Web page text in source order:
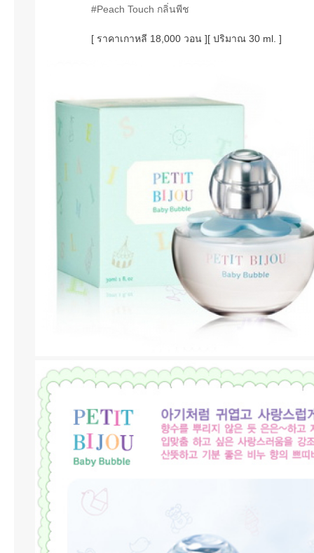
#Peach Touch กลิ่นพีช
[ ราคาเกาหลี 18,000 วอน ][ ปริมาณ 30 ml. ]